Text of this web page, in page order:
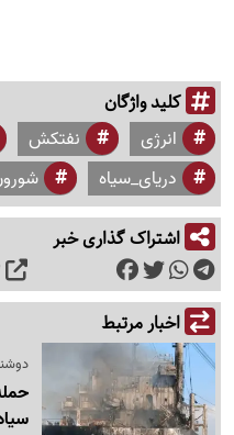
کلید واژگان
انرژی نفتکش
دریای_سیاه
اشتراک گذاری خبر
اخبار مرتبط
دوشنبه 1405/04/